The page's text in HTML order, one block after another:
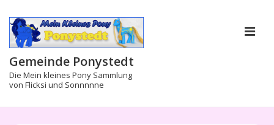
Zum
Inhalt
Gemeinde Ponystedt
Die Mein kleines Pony Sammlung
von Flicksi und Sonnnnne